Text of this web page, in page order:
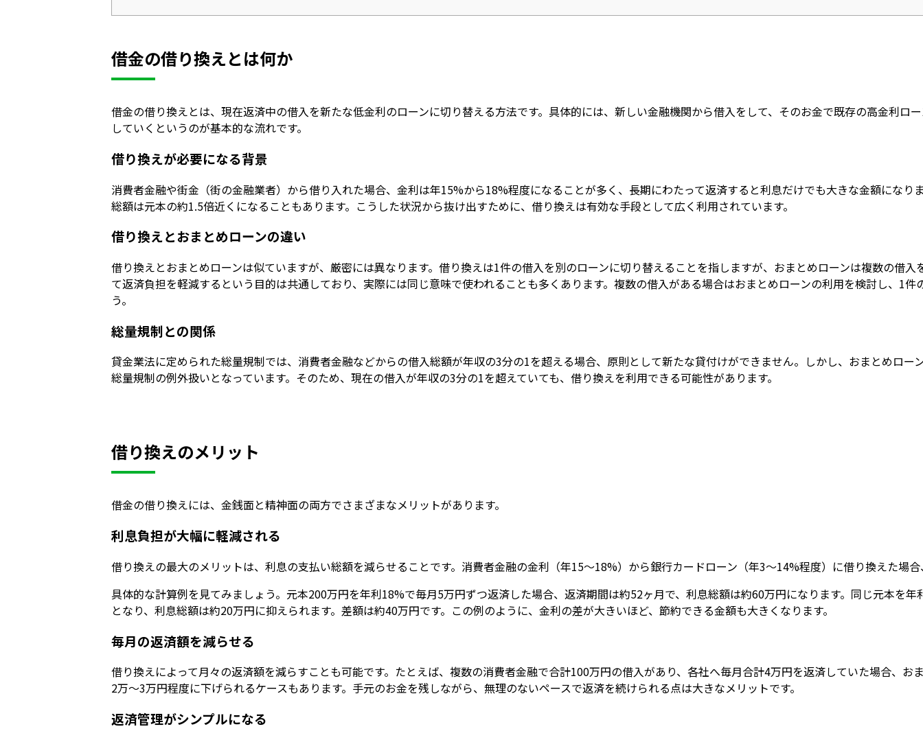
借金の借り換えとは何か
借金の借り換えとは、現在返済中の借入を新たな低金利のローンに切り替える方法です。具体的には、新しい金融機関から借入をして、そのお金で既存の高金利ロ
していくというのが基本的な流れです。
借り換えが必要になる背景
消費者金融や街金（街の金融業者）から借り入れた場合、金利は年15%から18%程度になることが多く、長期にわたって返済すると利息だけでも大きな金額にな
総額は元本の約1.5倍近くになることもあります。こうした状況から抜け出すために、借り換えは有効な手段として広く利用されています。
借り換えとおまとめローンの違い
借り換えとおまとめローンは似ていますが、厳密には異なります。借り換えは1件の借入を別のローンに切り替えることを指しますが、おまとめローンは複数の借
て返済負担を軽減するという目的は共通しており、実際には同じ意味で使われることも多くあります。複数の借入がある場合はおまとめローンの利用を検討し、1
う。
総量規制との関係
貸金業法に定められた総量規制では、消費者金融などからの借入総額が年収の3分の1を超える場合、原則として新たな貸付けができません。しかし、おまとめロ
総量規制の例外扱いとなっています。そのため、現在の借入が年収の3分の1を超えていても、借り換えを利用できる可能性があります。
借り換えのメリット
借金の借り換えには、金銭面と精神面の両方でさまざまなメリットがあります。
利息負担が大幅に軽減される
借り換えの最大のメリットは、利息の支払い総額を減らせることです。消費者金融の金利（年15〜18%）から銀行カードローン（年3〜14%程度）に借り換えた場
具体的な計算例を見てみましょう。元本200万円を年利18%で毎月5万円ずつ返済した場合、返済期間は約52ヶ月で、利息総額は約60万円になります。同じ元本を
となり、利息総額は約20万円に抑えられます。差額は約40万円です。この例のように、金利の差が大きいほど、節約できる金額も大きくなります。
毎月の返済額を減らせる
借り換えによって月々の返済額を減らすことも可能です。たとえば、複数の消費者金融で合計100万円の借入があり、各社へ毎月合計4万円を返済していた場合、
2万〜3万円程度に下げられるケースもあります。手元のお金を残しながら、無理のないペースで返済を続けられる点は大きなメリットです。
返済管理がシンプルになる